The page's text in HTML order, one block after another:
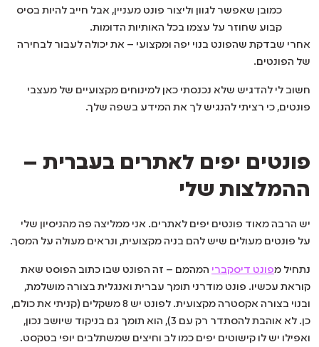
כמובן שאפשר לגוון וליצור פונט מעניין, אבל חייב להיות בסיס
קבוע שחוזר על עצמו בכל האותיות הדומות.
אחרי שבדקת שהפונט בנוי יפה ומקצועי – את יכולה לעבור לבחירה
של הפונטים.
חשוב לי להדגיש שלא נכנסתי כאן למינוחים מקצועיים של מעצבי
פונטים, כי רציתי להנגיש לך את המידע בשפה שלך.
פונטים יפים לאתרים בעברית –
ההמלצות שלי
יש הרבה מאוד פונטים יפים לאתרים. אני ממליצה פה מהניסיון שלי
על פונטים מעולים שיש להם בניה מקצועית, ונראים מעולה על המסך.
נתחיל מפונט דיסקברי המהמם – זה הפונט שבו כתוב הפוסט שאת
קוראת עכשיו. פונט מודרני תומך עברית ואנגלית בצורה מושלמת,
ובנוי בצורה אקסטרה מקצועית. לפונט יש 8 משקלים (קניתי את כולם,
כן. לא אוהבת להסתדר רק עם 3), הוא תומך גם בניקוד שיושב נכון,
ואפילו יש לו קישוטים יפים כמו לב וחיצים שמשתלבים יופי בטקסט.